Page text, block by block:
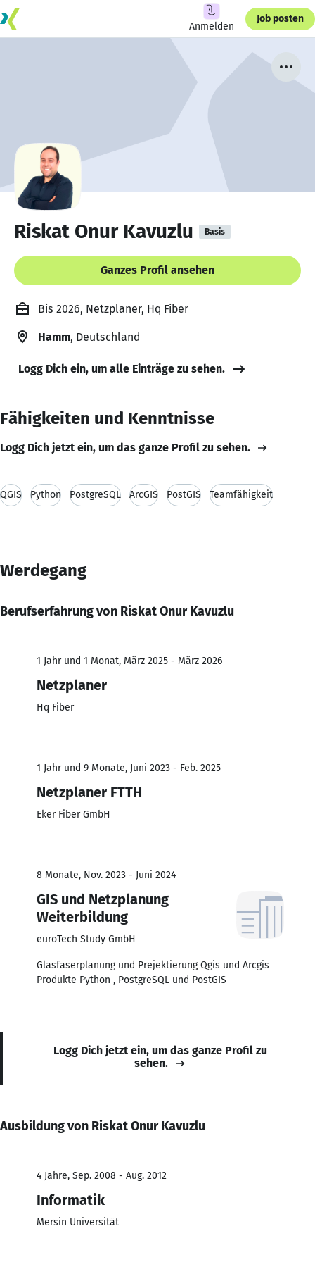
Anmelden
Job posten
Riskat Onur Kavuzlu Basis
Ganzes Profil ansehen
Bis 2026, Netzplaner, Hq Fiber
Hamm, Deutschland
Logg Dich ein, um alle Einträge zu sehen.
Fähigkeiten und Kenntnisse
Logg Dich jetzt ein, um das ganze Profil zu sehen.
QGIS Python PostgreSQL ArcGIS PostGIS Teamfähigkeit
Werdegang
Berufserfahrung von Riskat Onur Kavuzlu
1 Jahr und 1 Monat, März 2025 - März 2026
Netzplaner
Hq Fiber
1 Jahr und 9 Monate, Juni 2023 - Feb. 2025
Netzplaner FTTH
Eker Fiber GmbH
8 Monate, Nov. 2023 - Juni 2024
GIS und Netzplanung
Weiterbildung
euroTech Study GmbH
Glasfaserplanung und Prejektierung Qgis und Arcgis
Produkte Python , PostgreSQL und PostGIS
Logg Dich jetzt ein, um das ganze Profil zu
sehen.
Ausbildung von Riskat Onur Kavuzlu
4 Jahre, Sep. 2008 - Aug. 2012
Informatik
Mersin Universität